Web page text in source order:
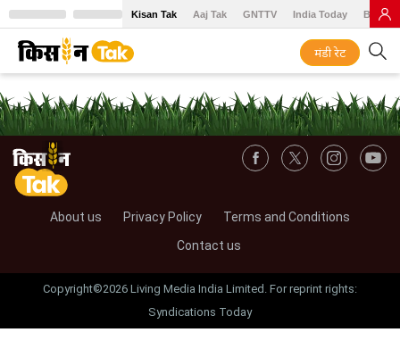
Kisan Tak Aaj Tak GNTTV India Today BT
मंडी रेट
About us Privacy Policy
Terms and Conditions
Contact us
Copyright©2026 Living Media India Limited. For reprint rights:
Syndications Today